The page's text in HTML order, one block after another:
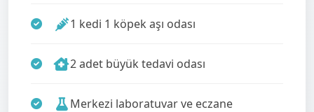
1 kedi 1 köpek aşı odası
2 adet büyük tedavi odası
Merkezi laboratuvar ve eczane